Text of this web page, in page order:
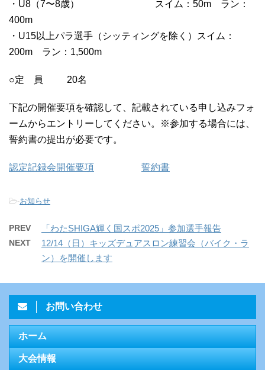
・U8（7〜8歳） スイム：50m ラン：
400m
・U15以上パラ選手（シッティングを除く）スイム：
200m ラン：1,500m
○定 員 20名
下記の開催要項を確認して、記載されている申し込みフォ
ームからエントリーしてください。※参加する場合には、
誓約書の提出が必要です。
認定記録会開催要項 誓約書
-お知らせ
PREV 「わたSHIGA輝く国スポ2025」参加選手報告
NEXT
12/14（日）キッズデュアスロン練習会（バイク・ラ
ン）を開催します
お問い合わせ
ホーム
大会情報